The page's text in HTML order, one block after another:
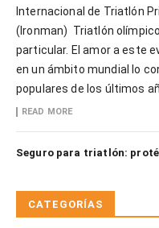
Internacional de Triatlón
(Ironman) Triatlón
particular. El amor a este
en un ámbito mundial lo
populares de los últimos
READ MORE
Seguro para triatlón:
CATEGORÍAS